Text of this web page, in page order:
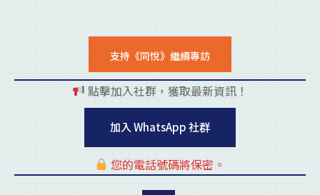
支持《同悅》繼續專訪
點擊加入社群，獲取最新資訊！
加入 WhatsApp 社群
您的電話號碼將保密。